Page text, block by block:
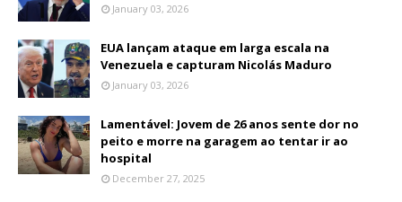
January 03, 2026
EUA lançam ataque em larga escala na
Venezuela e capturam Nicolás Maduro
January 03, 2026
Lamentável: Jovem de 26 anos sente dor no
peito e morre na garagem ao tentar ir ao
hospital
December 27, 2025